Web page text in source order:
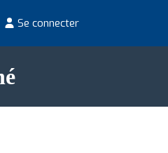
Se connecter